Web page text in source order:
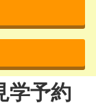
学予約